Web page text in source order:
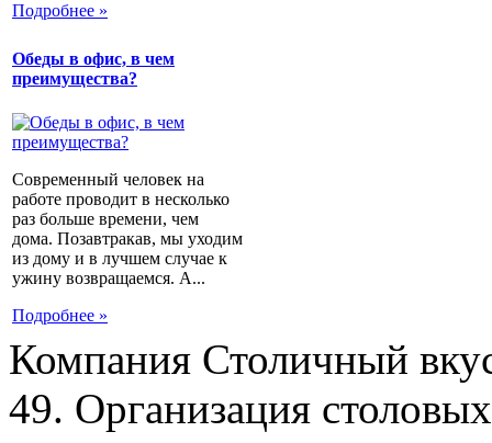
Подробнее »
Обеды в офис, в чем
преимущества?
Современный человек на
работе проводит в несколько
раз больше времени, чем
дома. Позавтракав, мы уходим
из дому и в лучшем случае к
ужину возвращаемся. А...
Подробнее »
Компания Столичный
49. Организация